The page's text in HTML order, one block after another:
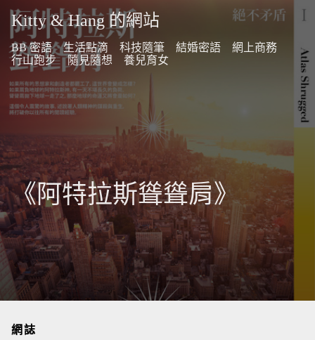
Kitty & Hang 的網站
BB 密語 生活點滴 科技隨筆 結婚密語
網上商務
行山跑步
隨見隨想 養兒育女
《阿特拉斯聳聳肩》
網誌